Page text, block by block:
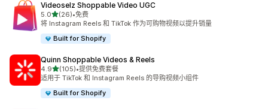
Videoselz Shoppable Video UGC
5.0星（满分 5 星）
(26)
总共 26 条评论
•免费
将 Instagram Reels 和 TikTok 作为可购物视频以提升销量
Built for Shopify
Quinn Shoppable Videos & Reels
4.9星（满分 5 星）
(105)
总共 105 条评论
•提供免费套餐
适用于 TikTok 和 Instagram Reels 的导购视频小组件
Built for Shopify